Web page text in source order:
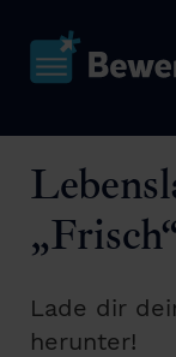
Lade dir
herunter!